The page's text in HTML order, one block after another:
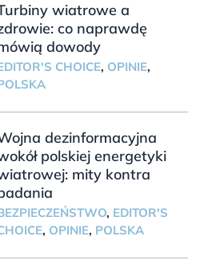
wiatrowe a
co naprawdę
dowody
CHOICE, OPINIE,
dezinformacyjna
polskiej energetyki
mity kontra
, EDITOR'S
, OPINIE, POLSKA